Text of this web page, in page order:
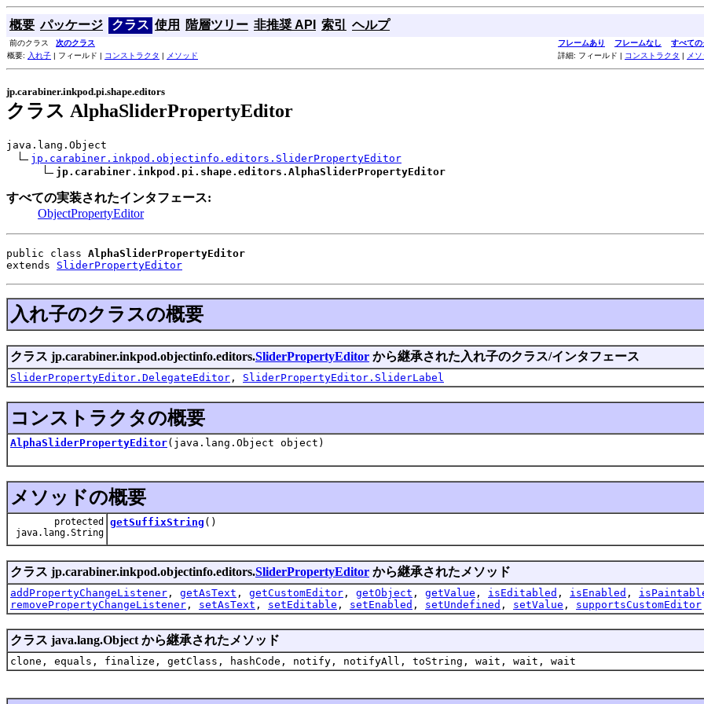
概要 パッケージ クラス 使用 階層ツリー 非推奨 API 索引 ヘルプ
前のクラス 次のクラス フレームあり フレームなし
すべての
概要: 入れ子 | フィールド | コンストラクタ | メソッド 詳細: フィールド | コンストラクタ | メ
jp.carabiner.inkpod.pi.shape.editors
クラス AlphaSliderPropertyEditor
java.lang.Object
jp.carabiner.inkpod.objectinfo.editors.SliderPropertyEditor
jp.carabiner.inkpod.pi.shape.editors.AlphaSliderPropertyEditor
すべての実装されたインタフェース:
ObjectPropertyEditor
public class AlphaSliderPropertyEditor
extends SliderPropertyEditor
入れ子のクラスの概要
クラス jp.carabiner.inkpod.objectinfo.editors.SliderPropertyEditor から継承された入れ子のクラス/インタフェース
SliderPropertyEditor.DelegateEditor , SliderPropertyEditor.SliderLabel
コンストラクタの概要
AlphaSliderPropertyEditor(java.lang.Object object)
メソッドの概要
protected
java.lang.String
getSuffixString ()
クラス jp.carabiner.inkpod.objectinfo.editors.SliderPropertyEditor から継承されたメソッド
addPropertyChangeListener , getAsText , getCustomEditor , getObject , getValue , isEditabled , isEnabled ,
removePropertyChangeListener , setAsText , setEditable , setEnabled , setUndefined , setValue , supportsCustomEditor
クラス java.lang.Object から継承されたメソッド
clone, equals, finalize, getClass, hashCode, notify, notifyAll, toString, wait, wait, wait